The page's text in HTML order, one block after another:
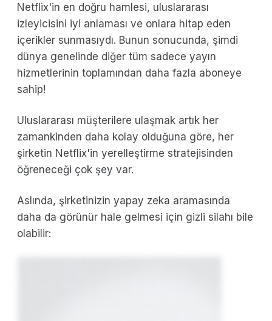
Netflix'in en doğru hamlesi, uluslararası
izleyicisini iyi anlaması ve onlara hitap eden
içerikler sunmasıydı. Bunun sonucunda, şimdi
dünya genelinde diğer tüm sadece yayın
hizmetlerinin toplamından daha fazla aboneye
sahip!
Uluslararası müşterilere ulaşmak artık her
zamankinden daha kolay olduğuna göre, her
şirketin Netflix'in yerelleştirme stratejisinden
öğreneceği çok şey var.
Aslında, şirketinizin yapay zeka aramasında
daha da görünür hale gelmesi için gizli silahı bile
olabilir: